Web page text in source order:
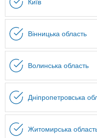
n
t
s
.
i
х
а
д
і
За
Вінницька область
Волинська область
Дніпропетровська
Житомирська